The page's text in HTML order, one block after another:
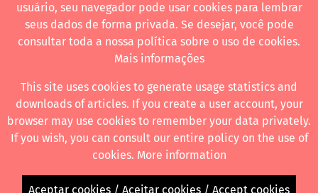
Revista nuestrAmérica publica exclusivamente bajo una
licencia internacional
Creative Commons Atribución-
NoComercial-CompartirIgual 4.0
Revista nuestrAmérica ha acordado usar el visor de JATS Studio
para publicar a partir de abril de 2026. Para obtener los formatos
descargables ingrese al visor.
usuário, seu navegador pode usar cookies para lembrar
seus dados de forma privada. Se desejar, você pode
consultar toda a nossa política sobre o uso de cookies.
Mais informações
This site uses cookies to generate usage statistics and
downloads of articles. If you create a user account, your
browser may use cookies to remember your data privately.
If you wish, you can consult our entire policy on the use of
cookies. More information
Aceptar cookies / Aceitar cookies / Accept cookies